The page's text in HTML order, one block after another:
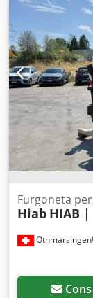
anchura del
peso máximo
compartimento
1507 mm x
1 m³, tapicería
Dkedpfx Abszq
Othmarsingen
Furgoneta
Hiab HIAB |